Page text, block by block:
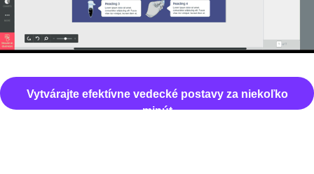
Vytvárajte efektívne vedecké postavy za niekoľko
minút